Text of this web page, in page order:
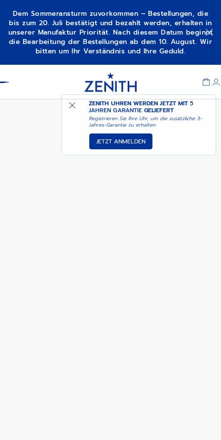
Dem Sommeransturm zuvorkommen – Bestellungen, die
bis zum 20. Juli bestätigt und bezahlt werden, erhalten in
unserer Manufaktur Priorität. Nach diesem Datum beginnt
die Bearbeitung der Bestellungen ab dem 10. August. Wir
bitten um Ihr Verständnis und Ihre Geduld.
ZENITH UHREN WERDEN JETZT MIT5
JAHREN GARANTIE GELIEFERT
Registrieren Sie Ihre Uhr, um die zusätzliche 3-
Jahres-Garantie zu erhalten.
JETZT ANMELDEN
CHRONOMASTER OPEN IN DEN WARENKORB
LEGEN